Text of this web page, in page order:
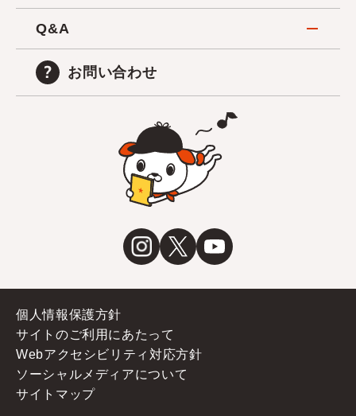
Q&A
お問い合わせ
個人情報保護方針
サイトのご利用にあたって
Webアクセシビリティ対応方針
ソーシャルメディアについて
サイトマップ